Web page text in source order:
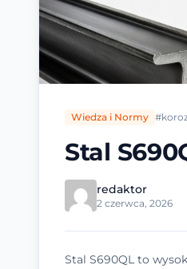
Wiedza i Normy
Stal
redaktor
2 czerwca, 2026
Stal S690QL to